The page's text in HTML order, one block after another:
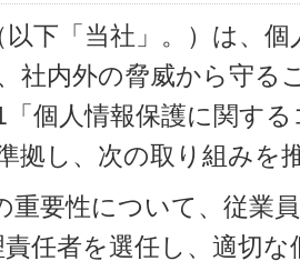
以下「当社」。）は、
社内外の脅威から守る
「個人情報保護に関す
拠し、次の取り組みを
重要性について、従業
責任者を選任し、適切